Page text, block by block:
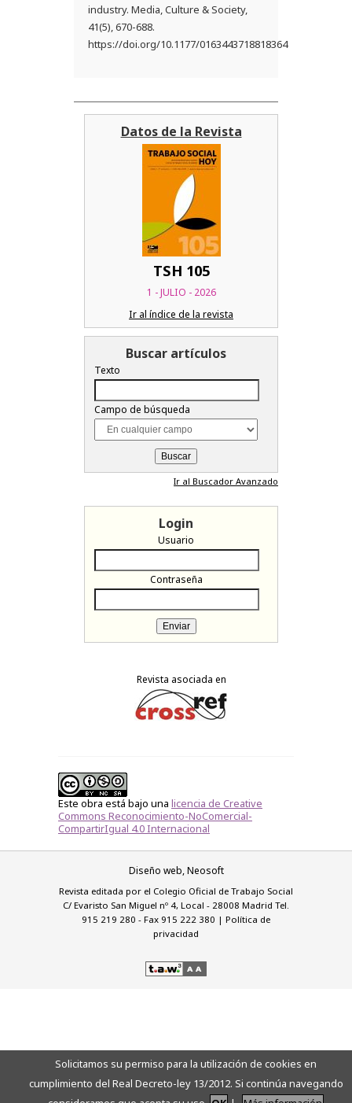
Solicitamos su permiso para la utilización de cookies en
cumplimiento del Real Decreto-ley 13/2012. Si continúa navegando
industry. Media, Culture & Society,
41(5), 670-688.
https://doi.org/10.1177/0163443718818364
Datos de la Revista
TSH 105
1 - JULIO - 2026
Ir al índice de la revista
Buscar artículos
Texto
Campo de búsqueda
Ir al Buscador Avanzado
Login
Usuario
Contraseña
Revista asociada en
Este obra está bajo una licencia de Creative
Commons Reconocimiento-NoComercial-
CompartirIgual 4.0 Internacional
Diseño web,Neosoft
Revista editada por el Colegio Oficial de Trabajo Social
C/ Evaristo San Miguel nº 4, Local - 28008 Madrid Tel.
915 219 280 - Fax 915 222 380 | Política de
privacidad